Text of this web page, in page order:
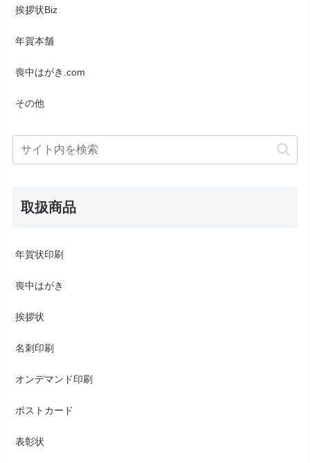
挨拶状Biz
年賀本舗
喪中はがき.com
その他
取扱商品
年賀状印刷
喪中はがき
挨拶状
名刺印刷
オンデマンド印刷
ポストカード
表彰状